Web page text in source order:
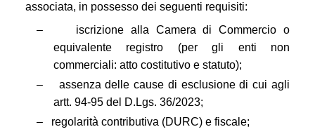
associata, in possesso dei seguenti requisiti:
–
iscrizione alla Camera di Commercio o
equivalente registro (per gli enti non
commerciali: atto costitutivo e statuto);
–
assenza delle cause di esclusione di cui agli
artt. 94-95 del D.Lgs. 36/2023;
–
regolarità contributiva (DURC) e fiscale;